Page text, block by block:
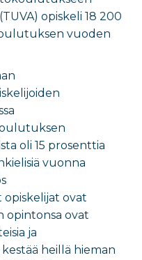
opiskeli 18 200
vuoden
oli 15 prosenttia
vuonna
opiskelijat ovat
opintonsa ovat
ja
heillä hieman